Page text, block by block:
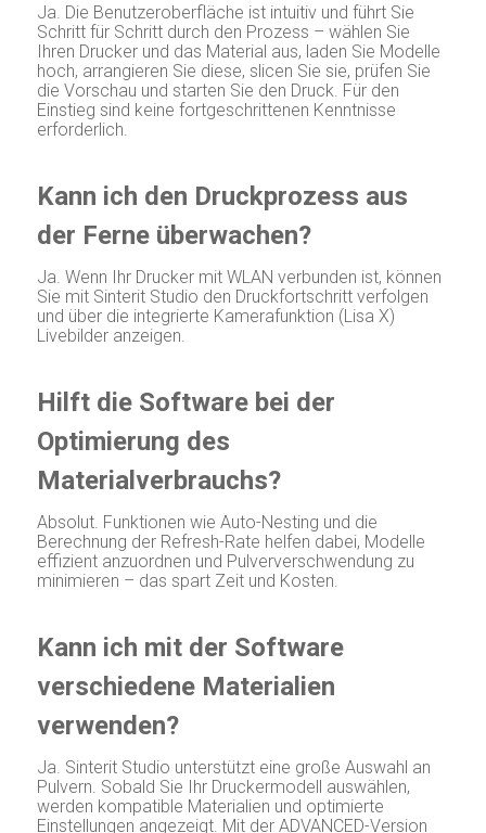
Ja. Die Benutzeroberfläche ist intuitiv und führt Sie
Schritt für Schritt durch den Prozess – wählen Sie
Ihren Drucker und das Material aus, laden Sie Modelle
hoch, arrangieren Sie diese, slicen Sie sie, prüfen Sie
die Vorschau und starten Sie den Druck. Für den
Einstieg sind keine fortgeschrittenen Kenntnisse
erforderlich.
Kann ich den Druckprozess aus
der Ferne überwachen?
Ja. Wenn Ihr Drucker mit WLAN verbunden ist, können
Sie mit Sinterit Studio den Druckfortschritt verfolgen
und über die integrierte Kamerafunktion (Lisa X)
Livebilder anzeigen.
Hilft die Software bei der
Optimierung des
Materialverbrauchs?
Absolut. Funktionen wie Auto-Nesting und die
Berechnung der Refresh-Rate helfen dabei, Modelle
effizient anzuordnen und Pulververschwendung zu
minimieren – das spart Zeit und Kosten.
Kann ich mit der Software
verschiedene Materialien
verwenden?
Ja. Sinterit Studio unterstützt eine große Auswahl an
Pulvern. Sobald Sie Ihr Druckermodell auswählen,
werden kompatible Materialien und optimierte
Einstellungen angezeigt. Mit der ADVANCED-Version